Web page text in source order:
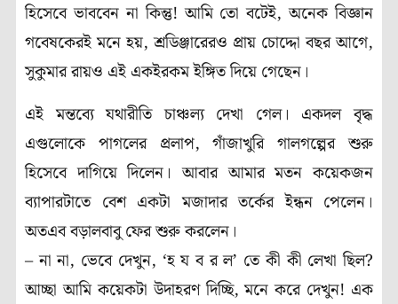
হিসেবে ভাববেন না কিন্তু! আমি তো বটেই, অনেক বিজ্ঞান
গবেষকেরই মনে হয়, শ্রডিঞ্জারেরও প্রায় চোদ্দো বছর আগে,
সুকুমার রায়ও এই একইরকম ইঙ্গিত দিয়ে গেছেন।
এই মন্তব্যে যথারীতি চাঞ্চল্য দেখা গেল। একদল বৃদ্ধ
এগুলোকে পাগলের প্রলাপ, গাঁজাখুরি গালগল্পের শুরু
হিসেবে দাগিয়ে দিলেন। আবার আমার মতন কয়েকজন
ব্যাপারটাতে বেশ একটা মজাদার তর্কের ইন্ধন পেলেন।
অতএব বড়ালবাবু ফের শুরু করলেন।
– না না, ভেবে দেখুন, ‘হ য ব র ল’ তে কী কী লেখা ছিল?
আচ্ছা আমি কয়েকটা উদাহরণ দিচ্ছি, মনে করে দেখুন! এক